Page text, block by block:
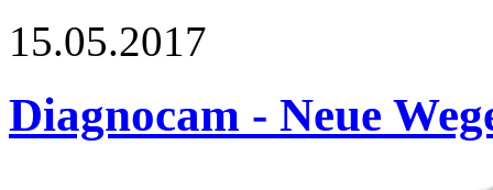
15.05.2017
Diagnocam - Neue